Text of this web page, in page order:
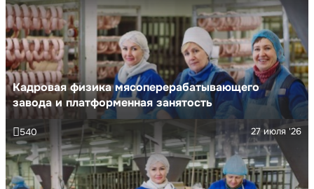
Кадровая физика мясоперерабатывающего
завода и платформенная занятость
27 июля '26
540